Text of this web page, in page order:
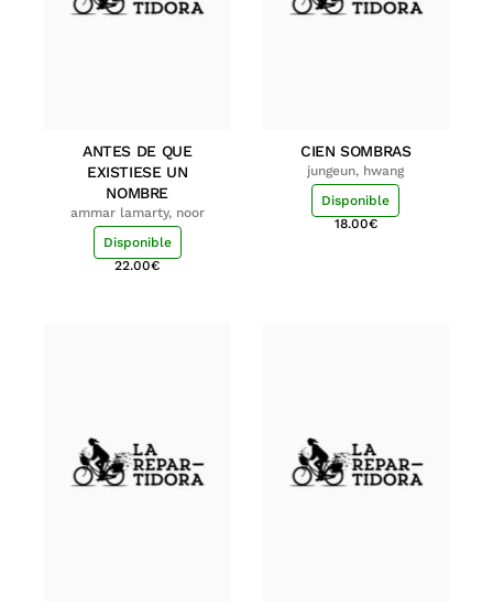
ANTES DE QUE
EXISTIESE UN
NOMBRE
ammar lamarty, noor
Disponible
22.00€
CIEN SOMBRAS
jungeun, hwang
Disponible
18.00€